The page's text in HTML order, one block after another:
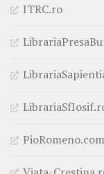
ITRC.ro
PioRomeno.com